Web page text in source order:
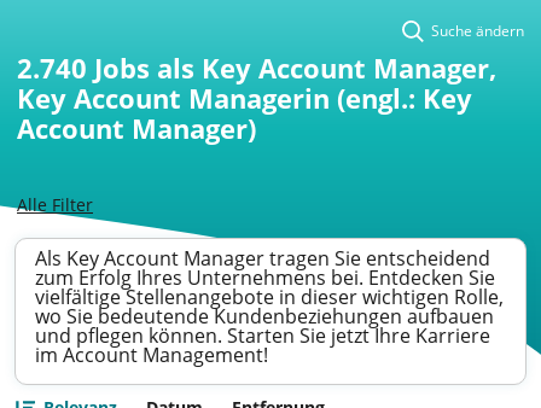
Alle Filter
Suche ändern
2.740 Jobs als Key Account Manager,
Key Account Managerin (engl.: Key
Account Manager)
Als Key Account Manager tragen Sie entscheidend
zum Erfolg Ihres Unternehmens bei. Entdecken Sie
vielfältige Stellenangebote in dieser wichtigen Rolle,
wo Sie bedeutende Kundenbeziehungen aufbauen
und pflegen können. Starten Sie jetzt Ihre Karriere
im Account Management!